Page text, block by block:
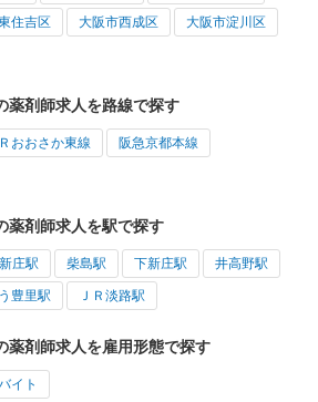
住吉区 大阪市西成区 大阪市淀川区
薬剤師求人を路線で探す
Ｒおおさか東線 阪急京都本線
薬剤師求人を駅で探す
新庄駅 柴島駅 下新庄駅 井高野駅
豊里駅 ＪＲ淡路駅
薬剤師求人を雇用形態で探す
イト